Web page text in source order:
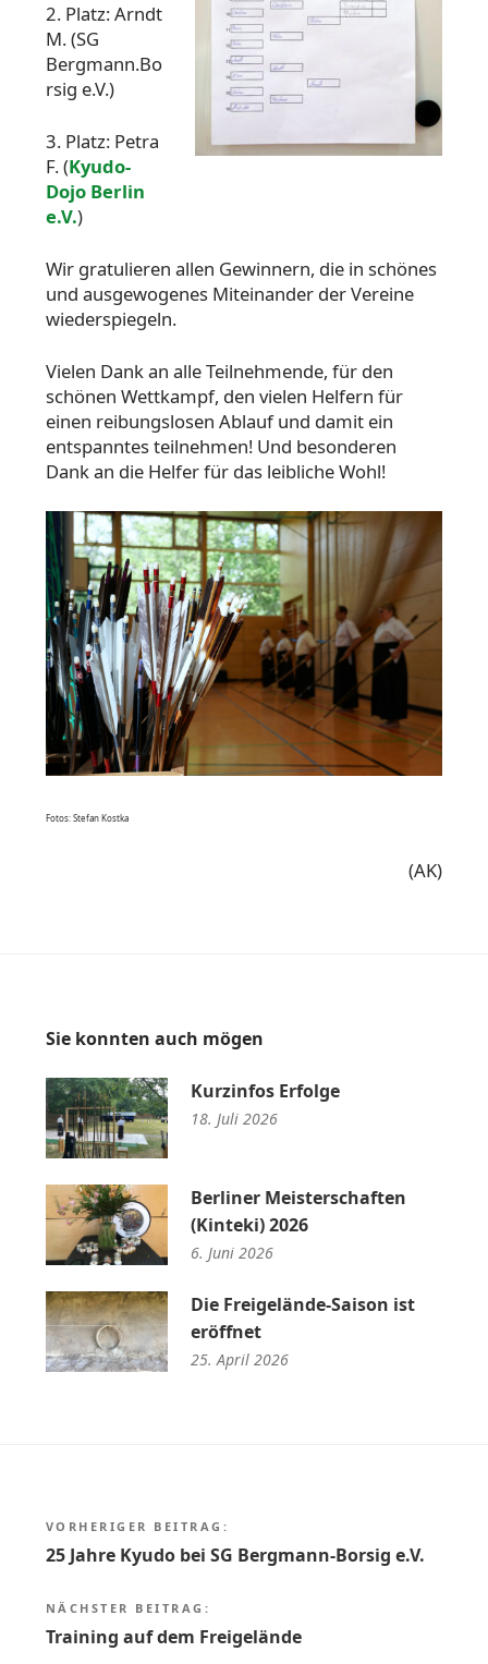
2. Platz: Arndt
M. (SG
Bergmann.Bo
rsig e.V.)
3. Platz: Petra
F. (Kyudo-
Dojo Berlin
e.V.)
Wir gratulieren allen Gewinnern, die in schönes
und ausgewogenes Miteinander der Vereine
wiederspiegeln.
Vielen Dank an alle Teilnehmende, für den
schönen Wettkampf, den vielen Helfern für
einen reibungslosen Ablauf und damit ein
entspanntes teilnehmen! Und besonderen
Dank an die Helfer für das leibliche Wohl!
Fotos: Stefan Kostka
(AK)
Sie konnten auch mögen
Kurzinfos Erfolge
18. Juli 2026
Berliner Meisterschaften
(Kinteki) 2026
6. Juni 2026
Die Freigelände-Saison ist
eröffnet
25. April 2026
Beitragsnavigation
VORHERIGER BEITRAG:
25 Jahre Kyudo bei SG Bergmann-Borsig e.V.
NÄCHSTER BEITRAG:
Training auf dem Freigelände